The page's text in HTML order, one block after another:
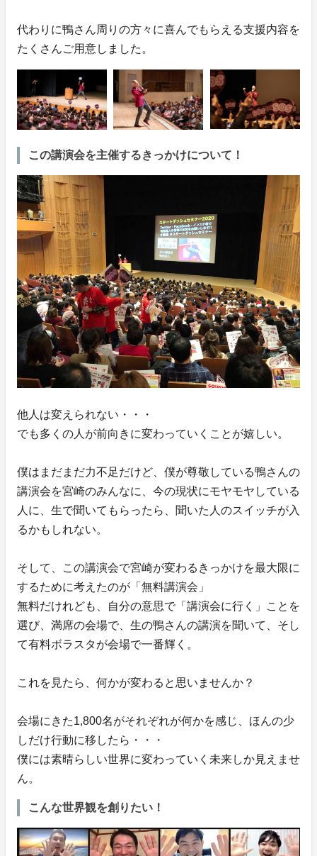
代わりに鴨さん周りの方々に喜んでもらえる支援内容を
たくさんご用意しました。
この講演会を主催するきっかけについて！
他人は変えられない・・・
でも多くの人が前向きに変わっていくことが嬉しい。
僕はまだまだ力不足だけど、僕が尊敬している鴨さんの
講演会を宮崎のみんなに、今の現状にモヤモヤしている
人に、生で聞いてもらったら、聞いた人のスイッチが入
るかもしれない。
そして、この講演会で宮崎が変わるきっかけを最大限に
するために考えたのが「無料講演会」
無料だけれども、自分の意思で「講演会に行く」ことを
選び、満席の会場で、生の鴨さんの講演を聞いて、そし
て有料ボラスタが会場で一番輝く。
これを見たら、何かが変わると思いませんか？
会場にきた1,800名がそれぞれが何かを感じ、ほんの少
しだけ行動に移したら・・・
僕には素晴らしい世界に変わっていく未来しか見えませ
ん。
こんな世界観を創りたい！